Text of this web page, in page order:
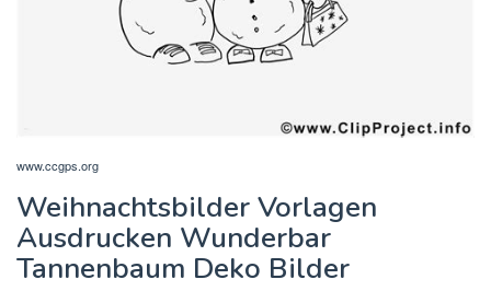
www.ccgps.org
Weihnachtsbilder Vorlagen
Ausdrucken Wunderbar
Tannenbaum Deko Bilder